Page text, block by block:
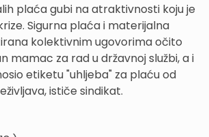
plaća gubi na atraktivnosti koju je
Sigurna plaća i materijalna
kolektivnim ugovorima očito
mamac za rad u državnoj službi, a i
etiketu "uhljeba" za plaću od
ističe sindikat.